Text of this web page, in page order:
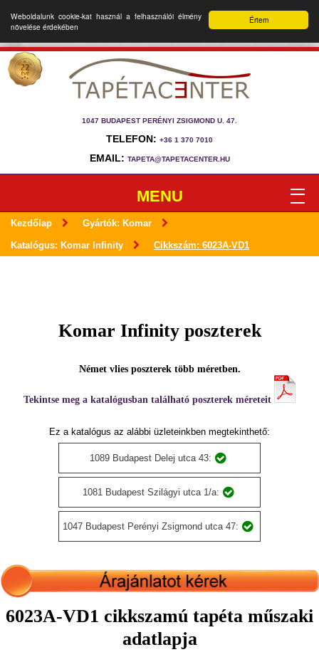
Értem
Weboldalunk cookie-kat használ a felhasználói élmény
növelése érdekében
1047 BUDAPEST PERÉNYI ZSIGMOND U. 47.
TELEFON: +36 1 370 7010
EMAIL: TAPETA@TAPETACENTER.HU
MENU
Kezdőlap Gyártók: Komar
Katalógus: Komar Infinity Cikkszám: 6023A-VD1
Komar Infinity poszterek
Német vlies poszterek több méretben.
Tekintse meg a katalógusban található poszterek méreteit
Ez a katalógus az alábbi üzleteinkben megtekinthető:
1089 Budapest Delej utca 43:
1081 Budapest Szilágyi utca 1/a:
1047 Budapest Perényi Zsigmond utca 47:
6023A-VD1 cikkszamú tapéta műszaki
adatlapja